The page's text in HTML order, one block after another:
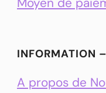
INFORMATION
A propos de